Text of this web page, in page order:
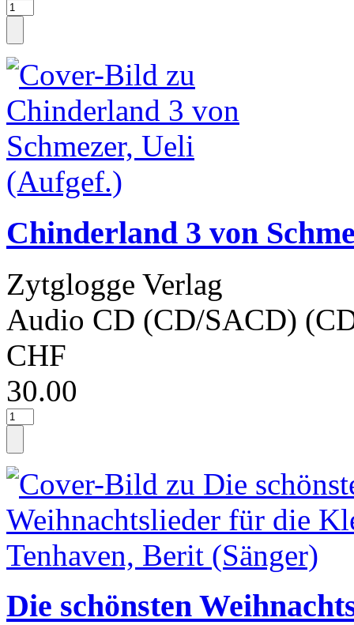
Chinderland 3 von
Zytglogge Verlag
Audio CD (CD/SACD)
CHF
30.00
Die schönsten